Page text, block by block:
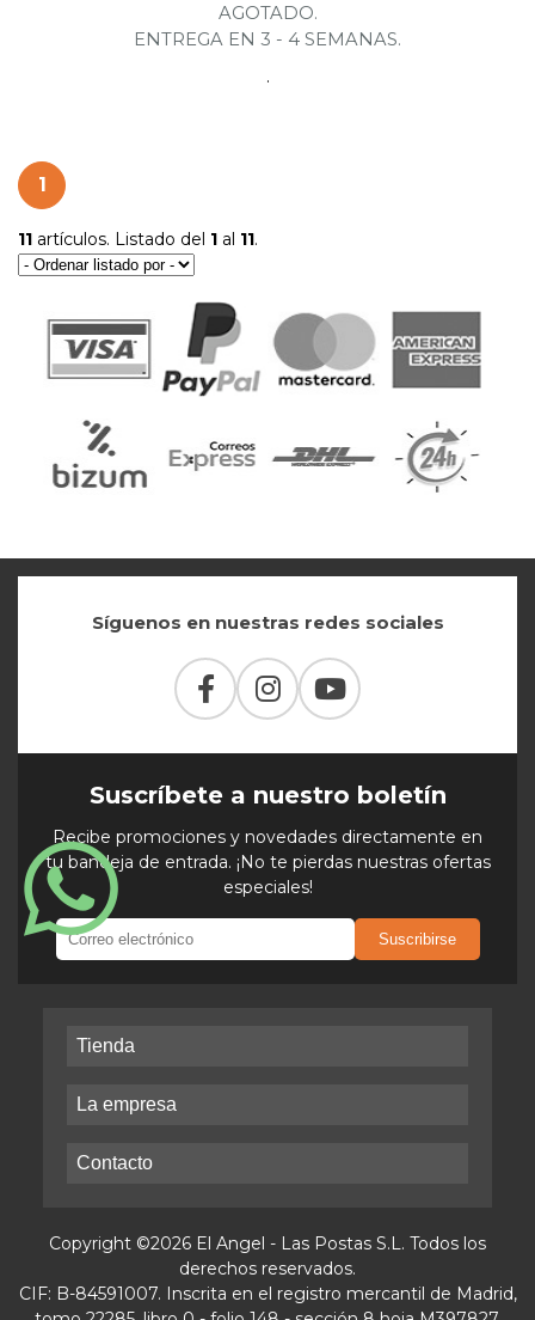
AGOTADO.
ENTREGA EN 3 - 4 SEMANAS.
.
1
11 artículos. Listado del 1 al 11.
Síguenos en nuestras redes sociales
Suscríbete a nuestro boletín
Recibe promociones y novedades directamente en
tu bandeja de entrada. ¡No te pierdas nuestras ofertas
especiales!
Suscribirse
Tienda
La empresa
Contacto
Copyright ©2026 El Angel - Las Postas S.L. Todos los
derechos reservados.
CIF: B-84591007. Inscrita en el registro mercantil de Madrid,